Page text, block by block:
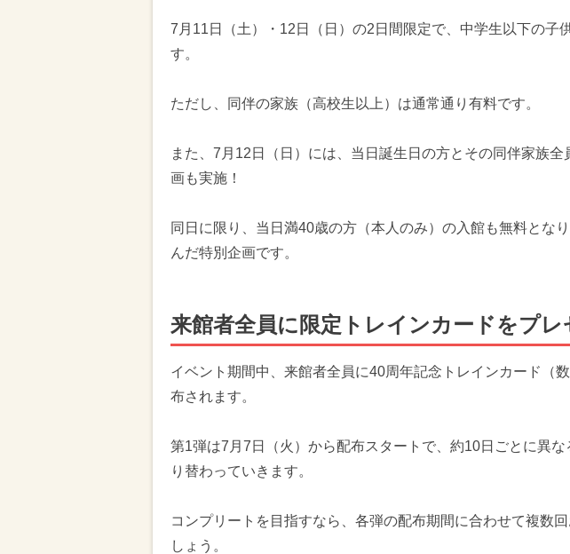
7月11日（土）・12日（日）の2日間限定で、中学生以下の子
す。
ただし、同伴の家族（高校生以上）は通常通り有料です。
また、7月12日（日）には、当日誕生日の方とその同伴家族全
画も実施！
同日に限り、当日満40歳の方（本人のみ）の入館も無料とな
んだ特別企画です。
来館者全員に限定トレインカードをプレ
イベント期間中、来館者全員に40周年記念トレインカード（
布されます。
第1弾は7月7日（火）から配布スタートで、約10日ごとに異
り替わっていきます。
コンプリートを目指すなら、各弾の配布期間に合わせて複数
しょう。